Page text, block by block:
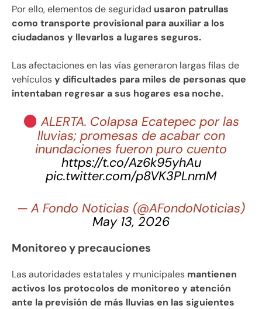
Por ello, elementos de seguridad usaron patrullas
como transporte provisional para auxiliar a los
ciudadanos y llevarlos a lugares seguros.
Las afectaciones en las vías generaron largas filas de
vehículosy dificultades para miles de personas que
intentaban regresar a sus hogares esa noche.
ALERTA. Colapsa Ecatepec por las
lluvias; promesas de acabar con
inundaciones fueron puro cuento
https://t.co/Az6k95yhAu
pic.twitter.com/p8VK3PLnmM
— A Fondo Noticias (@AFondoNoticias)
May 13, 2026
Monitoreo y precauciones
Las autoridades estatales y municipales mantienen
activos los protocolos de monitoreo y atención
ante la previsión de más lluvias en las siguientes